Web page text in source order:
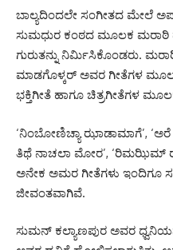
ಬಾಲ್ಯದಿಂದಲೇ ಸಂಗೀತದ ಮೇಲೆ
ಸುಮಧುರ ಕಂಠದ ಮೂಲಕ ಮರಾಠಿ
ಗುರುತನ್ನು ನಿರ್ಮಿಸಿಕೊಂಡರು.
ಮಾಡಗೊಳ್ಕರ್ ಅವರ ಗೀತೆಗಳ
ಭಕ್ತಿಗೀತೆ ಹಾಗೂ ಚಿತ್ರಗೀತೆಗಳ
‘ನಿಂಬೋಣಿಚ್ಯಾ ಝಾಡಾಮಾಗೆ’, ‘ಅರೆ
ತಿಥೆ ನಾಚಲಾ ಮೋರ’, ‘ರಿಮಝಿಮ್
ಅನೇಕ ಅಮರ ಗೀತೆಗಳು ಇಂದಿಗೂ
ಜೀವಂತವಾಗಿವೆ.
ಸುಮನ್ ಕಲ್ಯಾಣಪುರ ಅವರ